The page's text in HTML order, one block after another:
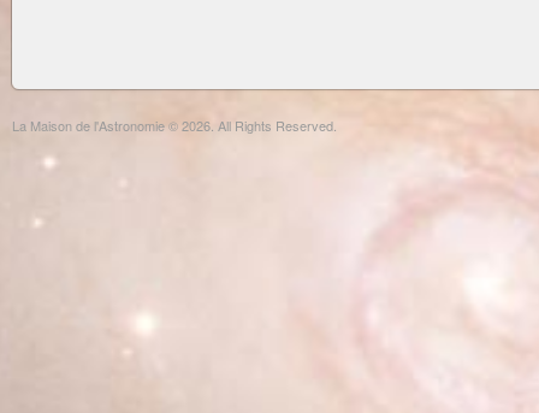
La Maison de l'Astronomie © 2026. All Rights Reserved.